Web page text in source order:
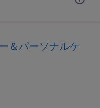
＆パーソナルケ